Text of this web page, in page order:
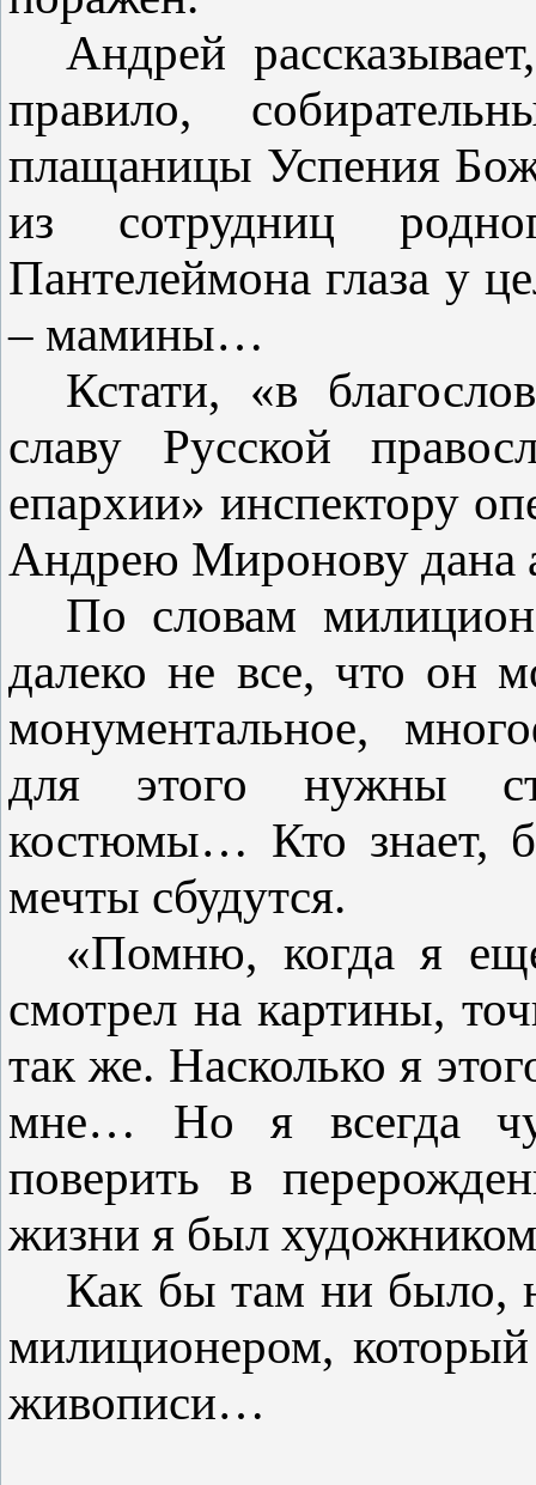
Андрей
правило,
плащаницы Успения
из сотрудниц
Пантелеймона глаза у
– мамины…
Кстати, «в
славу Русской
епархии» инспектору
Андрею Миронову дана
По словам
далеко не все, что он
монументальное,
для этого нужны
костюмы… Кто знает,
мечты сбудутся.
«Помню, когда я
смотрел на картины,
так же. Насколько я
мне… Но я всегда
поверить в
жизни я был
Как бы там ни было,
милиционером,
живописи…